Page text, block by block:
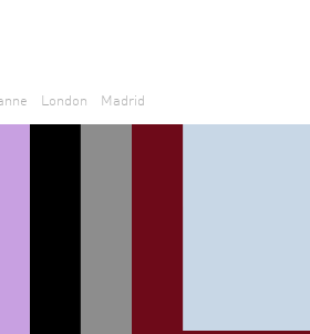
London Madrid